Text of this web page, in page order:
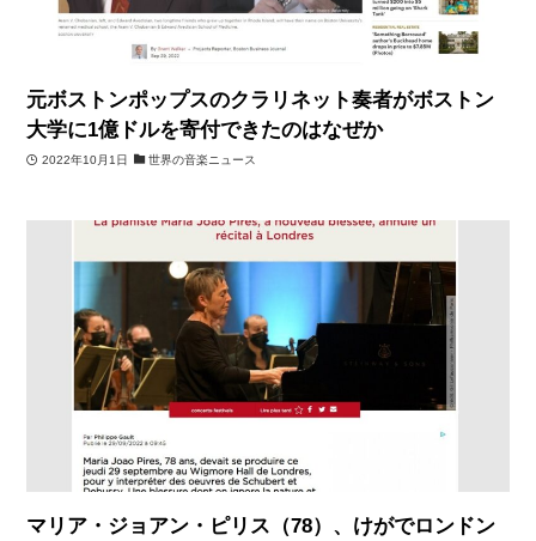
元ボストンポップスのクラリネット奏者がボストン
大学に1億ドルを寄付できたのはなぜか
2022年10月1日 世界の音楽ニュース
マリア・ジョアン・ピリス（78）、けがでロンドン